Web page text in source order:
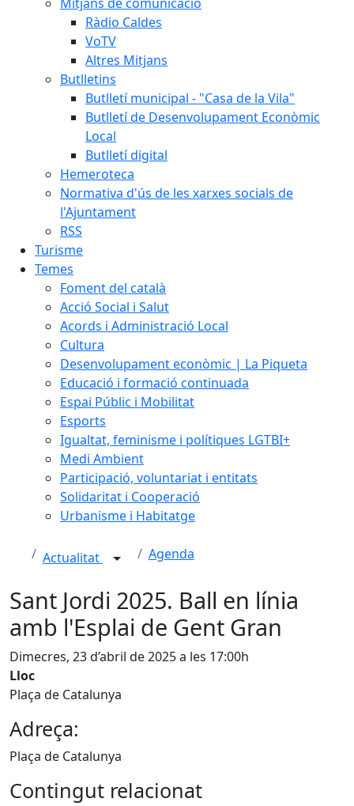
Ràdio Caldes
VoTV
Altres Mitjans
Butlletins
Butlletí municipal - "Casa de la Vila"
Butlletí de Desenvolupament Econòmic
Local
Butlletí digital
Hemeroteca
Normativa d'ús de les xarxes socials de
l'Ajuntament
RSS
Turisme
Temes
Foment del català
Acció Social i Salut
Acords i Administració Local
Cultura
Desenvolupament econòmic | La Piqueta
Educació i formació continuada
Espai Públic i Mobilitat
Esports
Igualtat, feminisme i polítiques LGTBI+
Medi Ambient
Participació, voluntariat i entitats
Solidaritat i Cooperació
Urbanisme i Habitatge
Actualitat Agenda
Sant Jordi 2025. Ball en línia
amb l'Esplai de Gent Gran
Dimecres, 23 d’abril de 2025 a les 17:00h
Lloc
Plaça de Catalunya
Adreça:
Plaça de Catalunya
Contingut relacionat